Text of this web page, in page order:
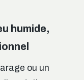
humide,
ou un